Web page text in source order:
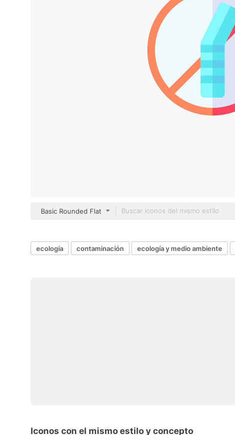
Basic Rounded Flat
ecología contaminación ecología y medio ambiente
Iconos con el mismo estilo y concepto